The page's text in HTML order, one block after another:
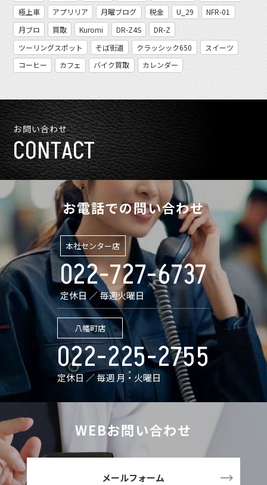
極上車
アプリリア 月曜ブログ 税金 U_29
NFR-01
月ブロ
買取 Kuromi DR-Z4S
DR-Z
ツーリングスポット
そば街道 クラッシック650
スイーツ
コーヒー
カフェ バイク買取 カレンダー
お問い合わせ
CONTACT
お電話での問い合わせ
本社センター店
022-727-6737
定休日 ／ 毎週火曜日
八幡町店
022-225-2755
定休日 ／ 毎週 月・火曜日
WEBお問い合わせ
メールフォーム